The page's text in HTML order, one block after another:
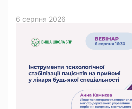
6 серпня 2026